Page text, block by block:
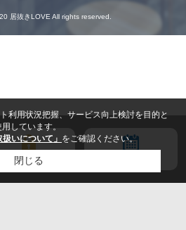
会員登録
居抜きLOVE All rights reserved.
利用状況把握、サービス向上検討を目的と
しています。
扱いについて」 をご確認ください。
閉じる